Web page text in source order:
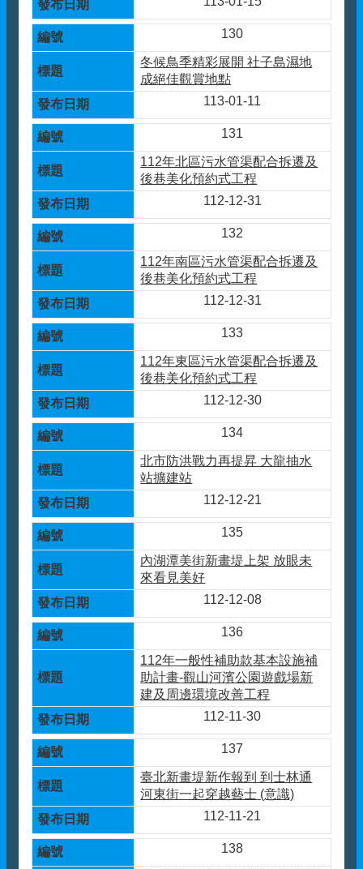
130
冬候鳥季精彩展開 社子島濕地
成絕佳觀賞地點
113-01-11
131
112年北區污水管渠配合拆遷及
後巷美化預約式工程
112-12-31
132
112年南區污水管渠配合拆遷及
後巷美化預約式工程
112-12-31
133
112年東區污水管渠配合拆遷及
後巷美化預約式工程
112-12-30
134
北市防洪戰力再提昇 大龍抽水
站擴建站
112-12-21
135
內湖潭美街新畫堤上架 放眼未
來看見美好
112-12-08
136
112年一般性補助款基本設施補
助計畫-觀山河濱公園遊戲場新
建及周邊環境改善工程
112-11-30
137
臺北新畫堤新作報到 到士林通
河東街一起穿越藝士 (意識)
112-11-21
138